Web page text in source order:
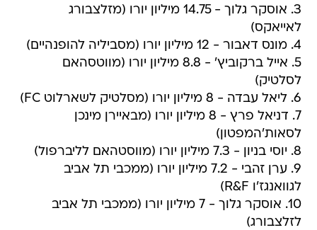
3. אוסקר גלוך - 14.75 מיליון יורו (מזלצבורג
לאייאקס)
4. מונס דאבור - 12 מיליון יורו (מסביליה להופנהיים)
5. אייל ברקוביץ' - 8.8 מיליון יורו (מווטסהאם
לסלטיק)
6. ליאל עבדה - 8 מיליון יורו (מסלטיק לשארלוט FC)
7. דניאל פרץ - 8 מיליון יורו (מבאיירן מינכן
לסאות'המפטון)
8. יוסי בניון - 7.3 מיליון יורו (מווסטהאם לליברפול)
9. ערן זהבי - 7.2 מיליון יורו (ממכבי תל אביב
לגוואנגז'ו R&F)
10. אוסקר גלוך - 7 מיליון יורו (ממכבי תל אביב
לזלצבורג)